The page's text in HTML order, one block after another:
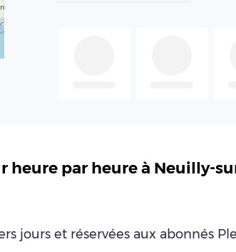
heure par heure à Neuilly-
jours et réservées aux abonnés